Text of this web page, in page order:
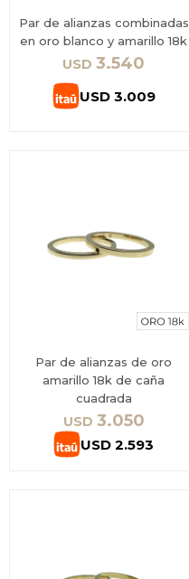
Par de alianzas combinadas
en oro blanco y amarillo 18k
USD 3.540
USD 3.009
Par de alianzas de oro
amarillo 18k de caña
cuadrada
USD 3.050
USD 2.593